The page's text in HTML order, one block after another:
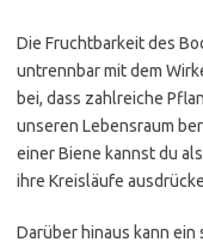
Die Fruchtbarkeit des
untrennbar mit dem
bei, dass zahlreiche
unseren Lebensraum
einer Biene kannst du
ihre Kreisläufe
Darüber hinaus kann